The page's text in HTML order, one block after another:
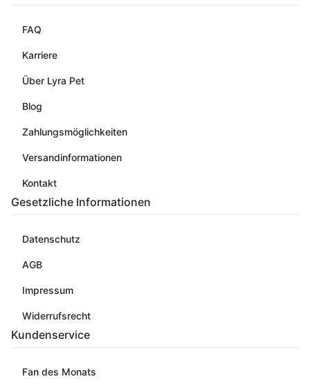
FAQ
Karriere
Über Lyra Pet
Blog
Zahlungsmöglichkeiten
Versandinformationen
Kontakt
Gesetzliche Informationen
Datenschutz
AGB
Impressum
Widerrufsrecht
Kundenservice
Fan des Monats